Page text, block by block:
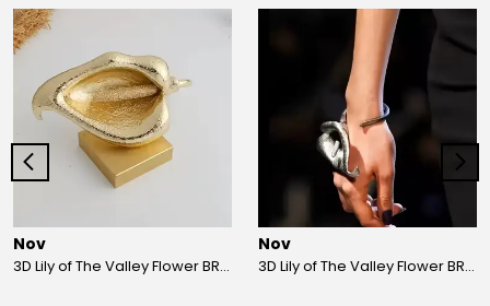
Nov
3D Lily of The Valley Flower BRACELET G
Nov
3D Lily of The Valley Flower BRACELET S